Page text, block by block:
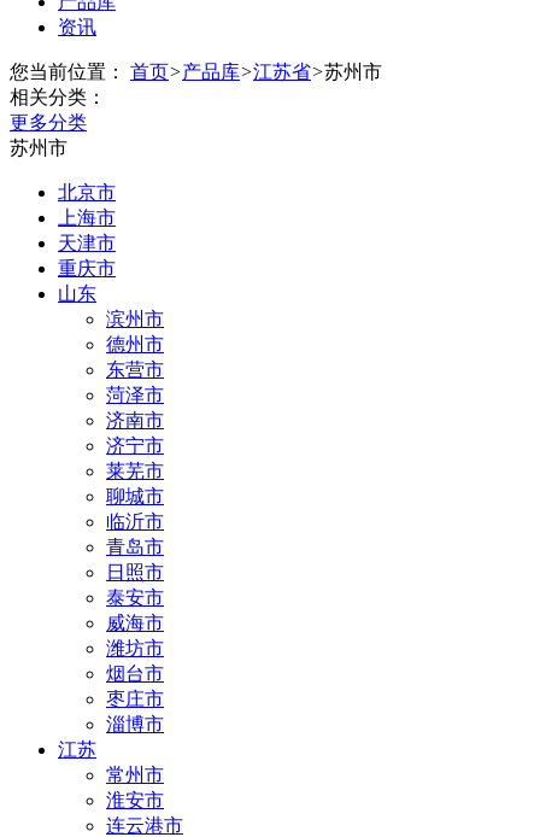
资讯
您当前位置： 首页>产品库>江苏省>苏州市
相关分类：
更多分类
苏州市
北京市
上海市
天津市
重庆市
山东
滨州市
德州市
东营市
菏泽市
济南市
济宁市
莱芜市
聊城市
临沂市
青岛市
日照市
泰安市
威海市
潍坊市
烟台市
枣庄市
淄博市
江苏
常州市
淮安市
连云港市